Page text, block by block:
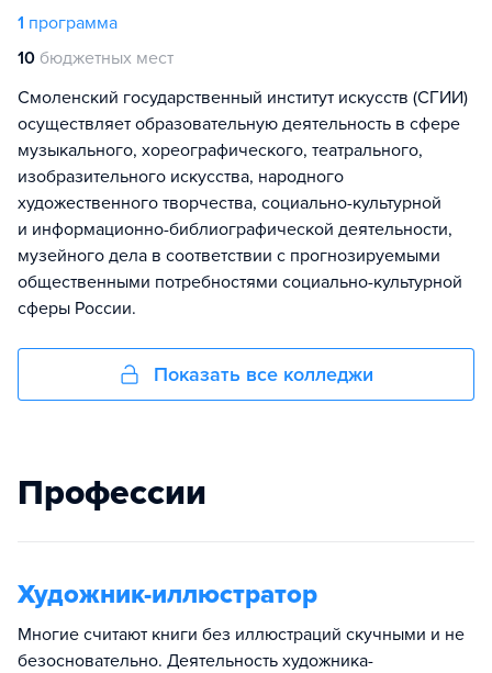
1 программа
10 бюджетных мест
Cмоленский государственный институт искусств (СГИИ)
осуществляет образовательную деятельность в сфере
музыкального, хореографического, театрального,
изобразительного искусства, народного
художественного творчества, социально-культурной
и информационно-библиографической деятельности,
музейного дела в соответствии с прогнозируемыми
общественными потребностями социально-культурной
сферы России.
Показать все колледжи
Профессии
Художник-иллюстратор
Многие считают книги без иллюстраций скучными и не
безосновательно. Деятельность художника-